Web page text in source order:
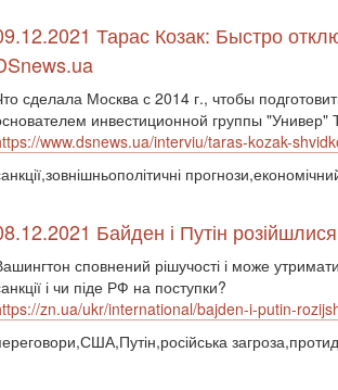
Тарас Козак: Быстро
сделала Москва с 2014 г., чтобы
инвестиционной группы "Универ"
www.dsnews.ua/interviu/taras-kozak-
Байден і Путін розійшлися
сповнений рішучості і може
і чи піде РФ на поступки?
zn.ua/ukr/international/bajden-i-putin-